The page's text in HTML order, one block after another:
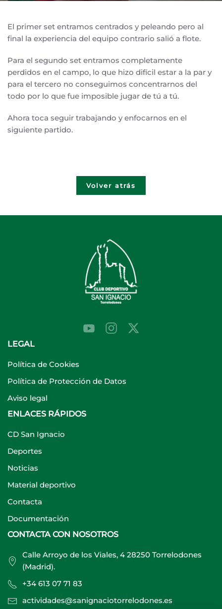
El primer set entramos centrados y peleando pero al
final la experiencia del equipo contrario salió a flote.
Para el segundo set entramos completamente
perdidos en el campo, lo que hizo difícil estar a la par y
para el tercero no conseguimos concentrarnos del
todo por lo que fue imposible jugar de tú a tú.
Ahora toca seguir trabajando y enfocarnos en el
siguiente partido.
Volver atrás
LEGAL
Política de Cookies
Política de Protección de Datos
Aviso legal
ENLACES RÁPIDOS
CD San Ignacio
Deportes
Noticias
Material deportivo
Contacta
Documentación
CONTACTA CON NOSOTROS
Calle Arroyo de los Viales, 4 28250 Torrelodones
(Madrid).
+34 613 07 71 83
actividades@sanignaciotorrelodones.es